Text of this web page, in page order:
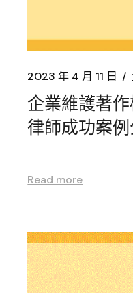
2023 年 4 月 11 日
企業維護著
律師成功案
Read more